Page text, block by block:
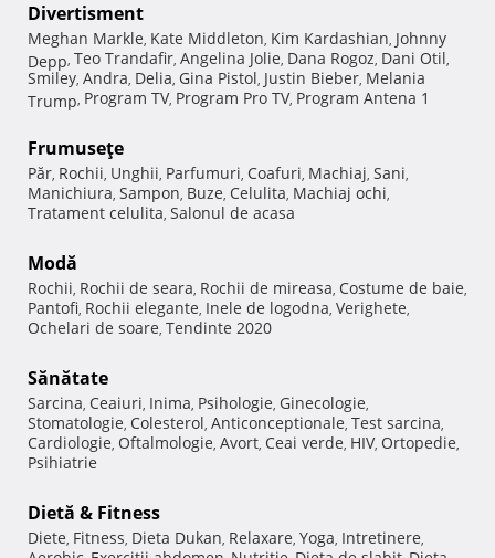
Divertisment
Meghan Markle, Kate Middleton, Kim Kardashian, Johnny
Depp, Teo Trandafir, Angelina Jolie, Dana Rogoz, Dani Otil,
Smiley, Andra, Delia, Gina Pistol, Justin Bieber, Melania
Trump, Program TV, Program Pro TV, Program Antena 1
Frumuseţe
Păr, Rochii, Unghii, Parfumuri, Coafuri, Machiaj, Sani,
Manichiura, Sampon, Buze, Celulita, Machiaj ochi,
Tratament celulita, Salonul de acasa
Modă
Rochii, Rochii de seara, Rochii de mireasa, Costume de baie,
Pantofi, Rochii elegante, Inele de logodna, Verighete,
Ochelari de soare, Tendinte 2020
Sănătate
Sarcina, Ceaiuri, Inima, Psihologie, Ginecologie,
Stomatologie, Colesterol, Anticonceptionale, Test sarcina,
Cardiologie, Oftalmologie, Avort, Ceai verde, HIV, Ortopedie,
Psihiatrie
Dietă & Fitness
Diete, Fitness, Dieta Dukan, Relaxare, Yoga, Intretinere,